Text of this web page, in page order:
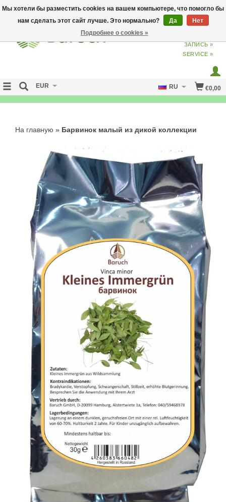
ВХОДИЗ
ЗАПИСЬ »
SERVICE »
€0,00
EUR RU
На главную » Барвинок малый из дикой коллекции
Мы хотели бы разместить cookies на вашем компьютере, что помогло бы
нам сделать этот сайт лучше. Это нормально?
Да
Нет
Подробнее о cookies »